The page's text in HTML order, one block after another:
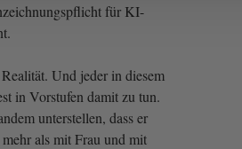
für KI-
Und jeder in diesem
in Vorstufen damit zu tun.
unterstellen, dass er
als mit Frau und mit